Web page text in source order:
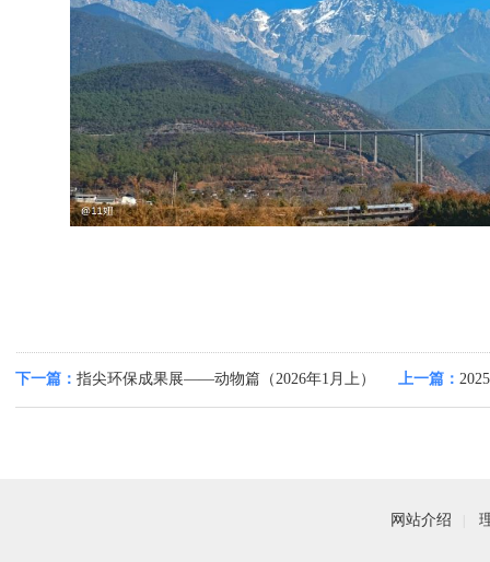
下一篇： 指尖环保成果展——动物篇（2026年1月上） 上一篇：
网站介绍